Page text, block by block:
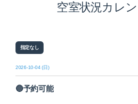
空室状況カレ
指定なし
2026-10-04 (日)
🔵予約可能